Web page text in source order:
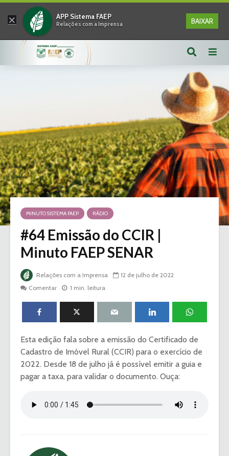
× APP Sistema FAEP
Relações com a Imprensa BAIXAR
MINUTO SISTEMA FAEP RÁDIO
#64 Emissão do CCIR |
Minuto FAEP SENAR
Relações com a Imprensa
12 de julho de 2022
Comentar
1 min. leitura
Esta edição fala sobre a emissão do Certificado de
Cadastro de Imóvel Rural (CCIR) para o exercício de
2022. Desde 18 de julho já é possível emitir a guia e
pagar a taxa, para validar o documento. Ouça: